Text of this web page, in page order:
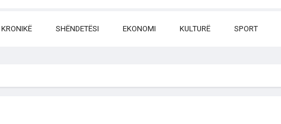
KRONIKË SHËNDETËSI EKONOMI KULTURË SPORT